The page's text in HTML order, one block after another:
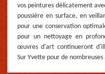
vos peintures délicatement
poussière en surface, en
pour une conservation
pour un nettoyage en
œuvres d'art continueront
Sur Yvette pour de nombreuses